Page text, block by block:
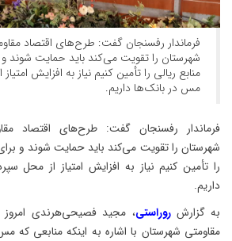
فرماندار رفسنجان گفت: طرح‌های اقتصاد
شهرستان را تقویت می‌کند باید حمایت شوند و
منابع ریالی را تأمین کنیم نیاز به افزایش
مس در بانک‌ها داریم.
فرماندار رفسنجان گفت: طرح‌های اقتصاد
شهرستان را تقویت می‌کند باید حمایت شوند و برای
را تأمین کنیم نیاز به افزایش امتیاز از محل
داریم.
به گزارشروراستی، مجید فصیحی‌هرندی امروز
مقاومتی شهرستان با اشاره به اینکه منابعی که